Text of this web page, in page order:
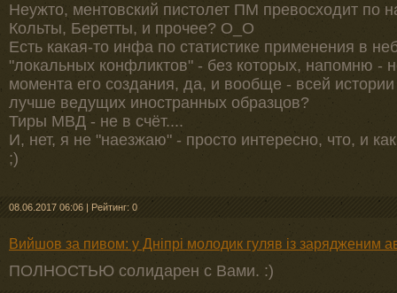
Неужто, ментовский пистолет ПМ превосходит по
Кольты, Беретты, и прочее? О_О
Есть какая-то инфа по статистике применения в
"локальных конфликтов" - без которых, напомню -
момента его создания, да, и вообще - всей
лучше ведущих иностранных образцов?
Тиры МВД - не в счёт....
И, нет, я не "наезжаю" - просто интересно, что, и
;)
08.06.2017 06:06 | Рейтинг: 0
Вийшов за пивом: у Дніпрі молодик гуляв із зарядженим
ПОЛНОСТЬЮ солидарен с Вами. :)